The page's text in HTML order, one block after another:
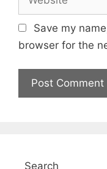
Save my
browser for the
Search